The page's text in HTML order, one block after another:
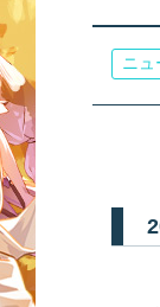
ニュ